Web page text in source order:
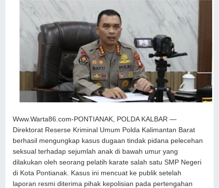
Www.Warta86.com-PONTIANAK, POLDA KALBAR —
Direktorat Reserse Kriminal Umum Polda Kalimantan Barat
berhasil mengungkap kasus dugaan tindak pidana pelecehan
seksual terhadap sejumlah anak di bawah umur yang
dilakukan oleh seorang pelatih karate salah satu SMP Negeri
di Kota Pontianak. Kasus ini mencuat ke publik setelah
laporan resmi diterima pihak kepolisian pada pertengahan